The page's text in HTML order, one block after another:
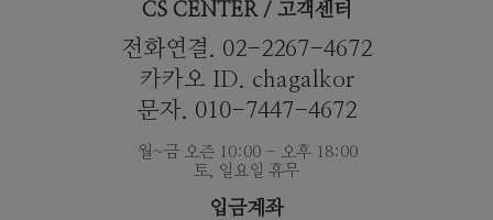
CS CENTER / 고객센터
전화연결. 02-2267-4672
카카오 ID. chagalkor
문자. 010-7447-4672
월~금 오즌 10:00 - 오후 18:00
토, 일요일 휴무
입금계좌